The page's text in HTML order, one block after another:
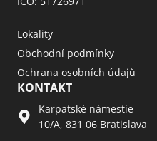
Lokality
Obchodní podmínky
Ochrana osobních údajů
KONTAKT
Karpatské námestie
10/A, 831 06 Bratislava